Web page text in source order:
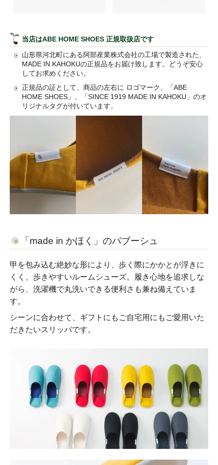
当店はABE HOME SHOES 正規取扱店です
山形県河北町にある阿部産業株式会社の工場で製造された、
MADE IN KAHOKUの正規品をお届け致します。どうぞ安心
してお求めください。
正規品の証として、商品の左右に ロゴマーク、「ABE
HOME SHOES」、「SINCE 1919 MADE IN KAHOKU」のオ
リジナルタグが付いています。
「made in かほく」のバブーシュ
甲を包み込む絶妙な形により、歩く際にかかとが浮きに
くく、歩きやすいルームシューズ。履き心地を追求しな
がら、洗濯機で丸洗いできる便利さも兼ね備えていま
す。
シーンに合わせて、ギフトにもご自宅用にもご愛用いた
だきたいスリッパです。